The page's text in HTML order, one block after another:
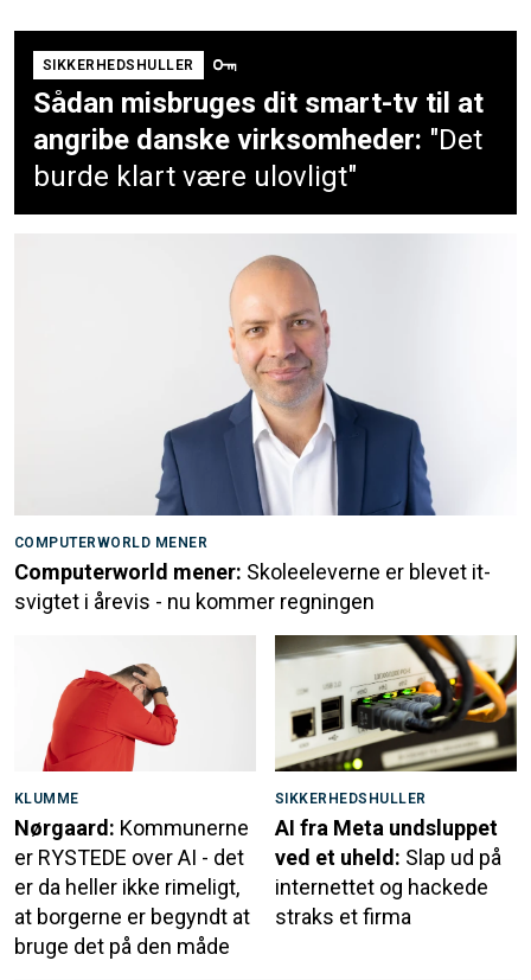
SIKKERHEDSHULLER
Sådan misbruges dit smart-tv til at
angribe danske virksomheder: "Det
burde klart være ulovligt"
COMPUTERWORLD MENER
Computerworld mener: Skoleeleverne er blevet it-
svigtet i årevis - nu kommer regningen
KLUMME
Nørgaard: Kommunerne
er RYSTEDE over AI - det
er da heller ikke rimeligt,
at borgerne er begyndt at
bruge det på den måde
SIKKERHEDSHULLER
AI fra Meta undsluppet
ved et uheld: Slap ud på
internettet og hackede
straks et firma